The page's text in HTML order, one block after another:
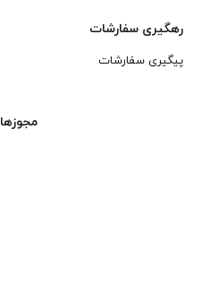
رهگیری سفارشات
پیگیری سفارشات
مجوزها